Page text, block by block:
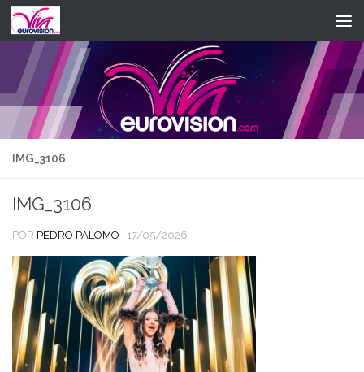
Saltar al contenido
IMG_3106
IMG_3106
POR PEDRO PALOMO · 17/05/2026